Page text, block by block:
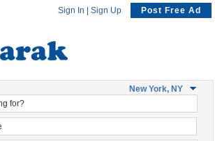
Sign In Sign Up Post Free Ad
New York, NY